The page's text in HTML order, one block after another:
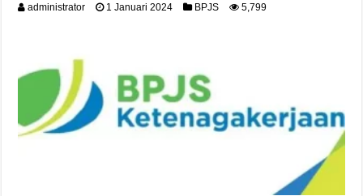
administrator 1 Januari 2024 BPJS 5,799